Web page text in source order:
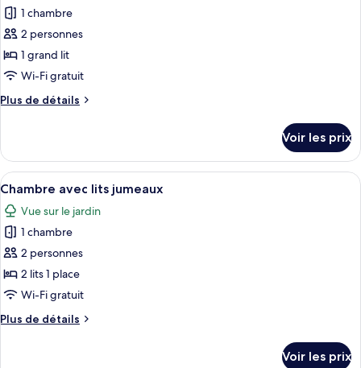
Room
pour
ce
type
de
chambre :
Chambre
1 chambre
2 personnes
1 grand lit
Wi-Fi gratuit
Plus de détails
Plus
le
type
de
chambre
Chambre
Double
Voir les prix
Afficher
toutes
les
photos
pour
ce
type
chambre :
Un lit bien fait, avec du linge de lit
3
Chambre avec lits jumeaux
Vue sur le jardin
1 chambre
2 personnes
2 lits 1 place
Wi-Fi gratuit
Plus de détails
Plus
Voir les prix